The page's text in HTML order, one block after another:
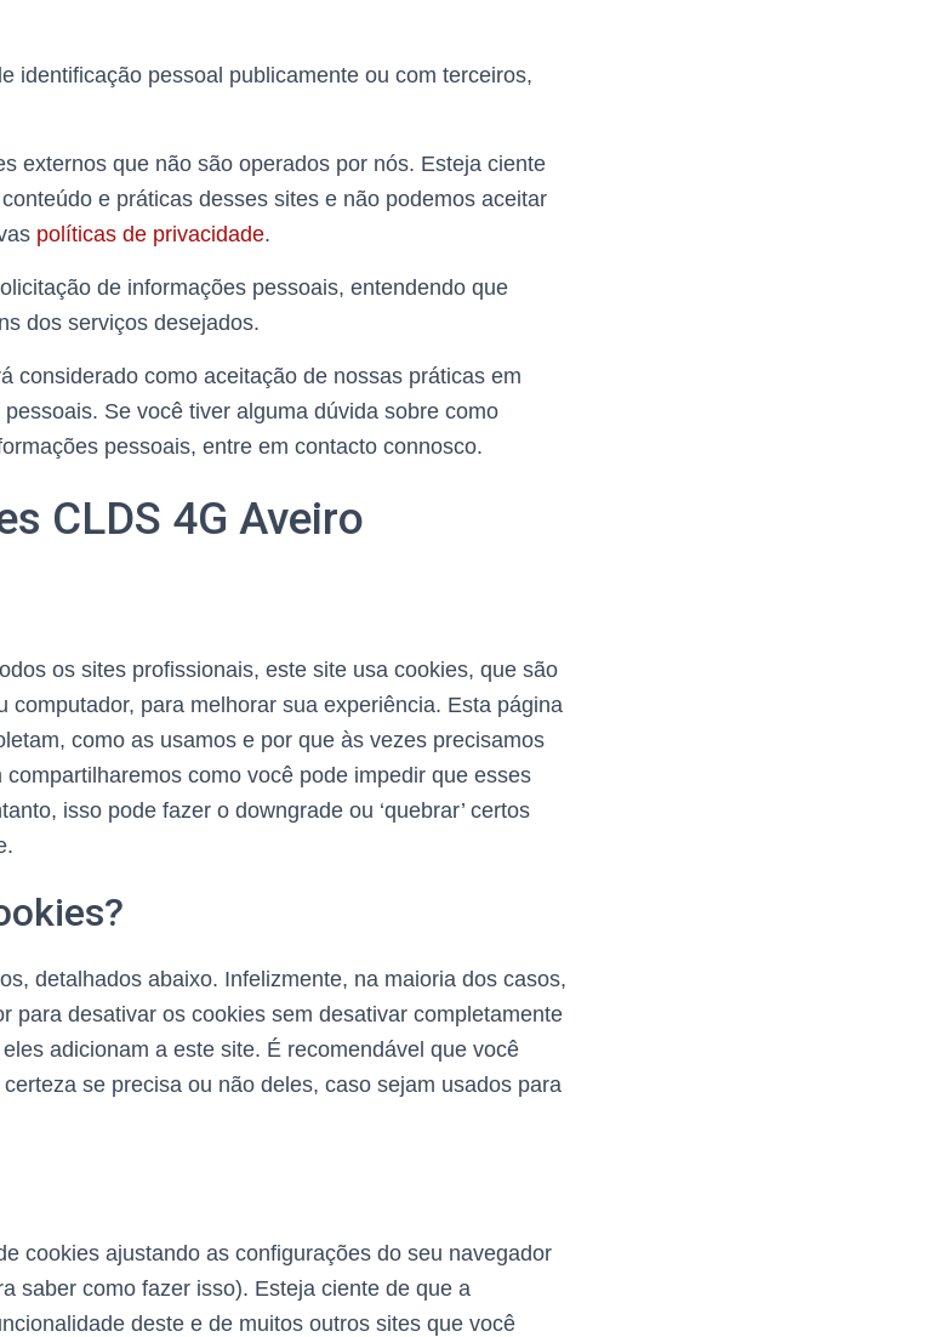
identificação pessoal publicamente ou com terceiros,
externos que não são operados por nós. Esteja ciente
e práticas desses sites e não podemos aceitar
políticas de privacidade.
de informações pessoais, entendendo que
dos serviços desejados.
considerado como aceitação de nossas práticas em
Se você tiver alguma dúvida sobre como
pessoais, entre em contacto connosco.
CLDS 4G Aveiro
os sites profissionais, este site usa cookies, que são
computador, para melhorar sua experiência. Esta página
como as usamos e por que às vezes precisamos
como você pode impedir que esses
isso pode fazer o downgrade ou ‘quebrar’ certos
detalhados abaixo. Infelizmente, na maioria dos casos,
para desativar os cookies sem desativar completamente
adicionam a este site. É recomendável que você
se precisa ou não deles, caso sejam usados ​​para
cookies ajustando as configurações do seu navegador
saber como fazer isso). Esteja ciente de que a
deste e de muitos outros sites que você